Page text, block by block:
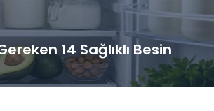
14 Sağlıklı Besin